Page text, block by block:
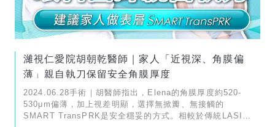
濰視仁愛院胡朝乾醫師｜家人「近視深、角膜偏
薄」親自執刀保留安全角膜厚度
2024.06.28手術｜胡醫師指出，Elena的角膜厚度約520-
530μm偏薄，加上視差明顯，選擇無掀瓣、無接觸的
SMART TransPRK是安全穩妥的方式。相較於傳統LASIK